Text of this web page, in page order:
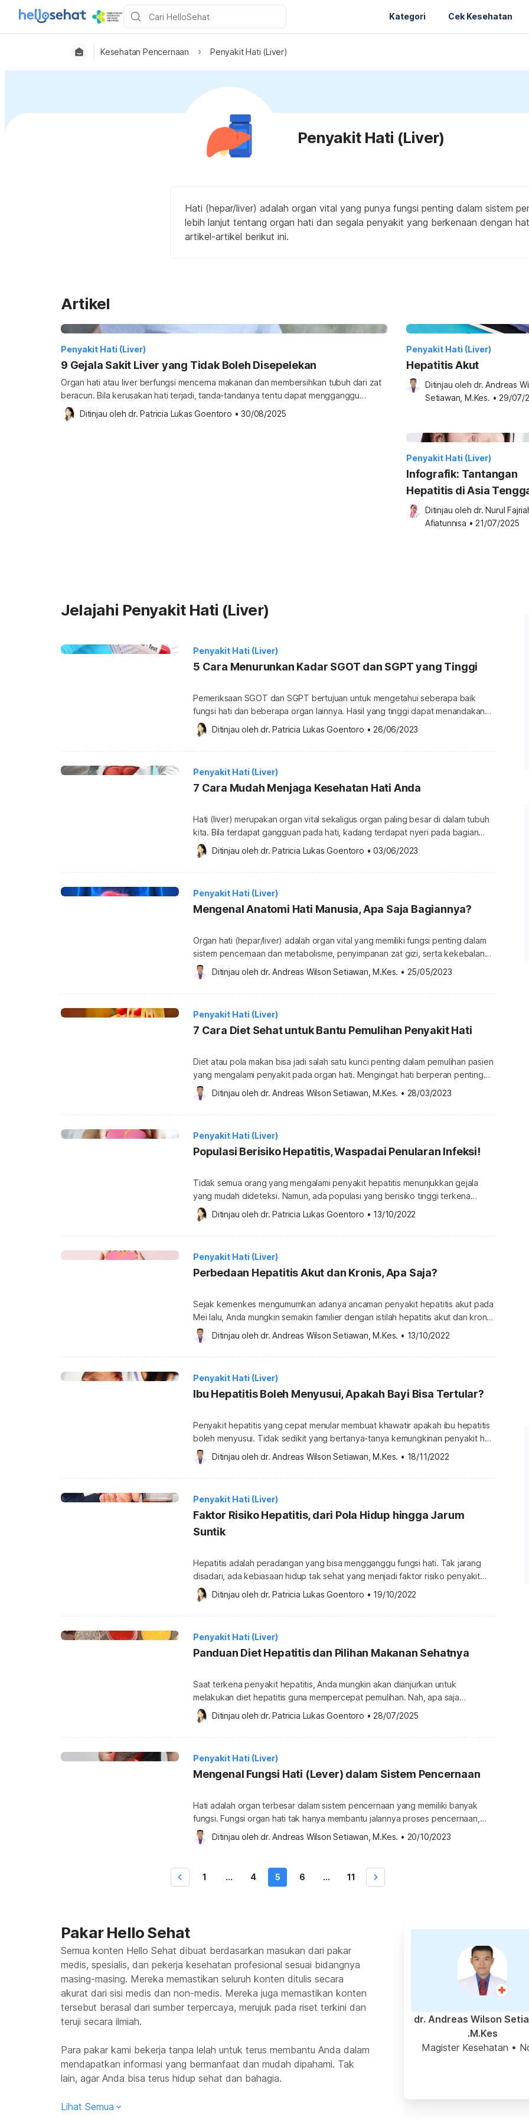
Kategori Cek Kesehatan
Kesehatan Pencernaan Penyakit Hati (Liver)
Penyakit Hati (Liver)
Hati (hepar/liver) adalah organ vital yang punya fungsi penting dalam sistem
lebih lanjut tentang organ hati dan segala penyakit yang berkenaan dengan
artikel-artikel berikut ini.
Artikel
Penyakit Hati (Liver)
9 Gejala Sakit Liver yang Tidak Boleh Disepelekan
Organ hati atau liver berfungsi mencerna makanan dan membersihkan tubuh dari zat
beracun. Bila kerusakan hati terjadi, tanda-tandanya tentu dapat mengganggu
kesehatan. Lantas, apa saja gejala sakit liver? Gejala umum dari sakit liver Umumnya,
penyakit liver, terutama pada tahap awal, tidak menunjukkan tanda dan gejala yang
Ditinjau oleh dr. Patricia Lukas Goentoro • 30/08/2025
Penyakit Hati (Liver)
Hepatitis Akut
Ditinjau oleh dr. Andreas
Setiawan, M.Kes. • 29/07/
Penyakit Hati (Liver)
Infografik: Tantangan
Hepatitis di Asia
dan Global
Ditinjau oleh dr. Nurul
Afiatunnisa • 21/07/2025
Jelajahi Penyakit Hati (Liver)
Penyakit Hati (Liver)
5 Cara Menurunkan Kadar SGOT dan SGPT yang Tinggi
Pemeriksaan SGOT dan SGPT bertujuan untuk mengetahui seberapa baik
fungsi hati dan beberapa organ lainnya. Hasil yang tinggi dapat menandakan
adanya gangguan fungsi hati yang perlu diperiksa lebih lanjut. Adakah cara
menurunkan SGOT dan SGPT? Cara menurunkan jumlah SGOT dan SGPT
yang tinggi Serum glutamic oxaloacetic transaminase (SGOT) dan serum
Ditinjau oleh dr. Patricia Lukas Goentoro • 26/06/2023
Penyakit Hati (Liver)
7 Cara Mudah Menjaga Kesehatan Hati Anda
Hati (liver) merupakan organ vital sekaligus organ paling besar di dalam tubuh
kita. Bila terdapat gangguan pada hati, kadang terdapat nyeri pada bagian
tersebut. Agar tidak terjadi, ketahui bagaimana cara menjaga kesehatan hati!
Cara menjaga kesehatan organ hati Organ hati punya lebih dari 100 fungsi
dalam mengatur keseimbangan tubuh. Kemampuan hati untuk multitasking
Ditinjau oleh dr. Patricia Lukas Goentoro • 03/06/2023
Penyakit Hati (Liver)
Mengenal Anatomi Hati Manusia, Apa Saja Bagiannya?
Organ hati (hepar/liver) adalah organ vital yang memiliki fungsi penting dalam
sistem pencernaan dan metabolisme, penyimpanan zat gizi, serta kekebalan
tubuh. Namun, apa saja anatomi dan fungsi dari masing-masing bagian hati?
Anatomi organ hati manusia Banyak orang mungkin menganggap organ hati
memiliki bentuk seperti ‘love‘ atau ‘daun ivy’. Faktanya, organ dengan berat
Ditinjau oleh dr. Andreas Wilson Setiawan, M.Kes. • 25/05/2023
Penyakit Hati (Liver)
7 Cara Diet Sehat untuk Bantu Pemulihan Penyakit Hati
Diet atau pola makan bisa jadi salah satu kunci penting dalam pemulihan pasien
yang mengalami penyakit pada organ hati. Mengingat hati berperan penting
dalam sistem pencernaan, Anda perlu memperhatikan apa yang sebaiknya
dikonsumsi agar tidak memperberat kerja hati. Panduan diet penyakit hati Diet
penyakit hati merupakan pola makan yang dikhususkan bagi orang dengan
Ditinjau oleh dr. Andreas Wilson Setiawan, M.Kes. • 28/03/2023
Penyakit Hati (Liver)
Populasi Berisiko Hepatitis, Waspadai Penularan Infeksi!
Tidak semua orang yang mengalami penyakit hepatitis menunjukkan gejala
yang mudah dideteksi. Namun, ada populasi yang berisiko tinggi terkena
hepatitis. Mengetahui dan mewaspadai siapa saja yang rentan terinfeksi dapat
mencegah penularan virus hepatitis. Lantas, siapa saja orang yang berisiko
terkena penyakit liver ini? Siapa saja populasi berisiko hepatitis? Hepatitis
Ditinjau oleh dr. Patricia Lukas Goentoro • 13/10/2022
Penyakit Hati (Liver)
Perbedaan Hepatitis Akut dan Kronis, Apa Saja?
Sejak kemenkes mengumumkan adanya ancaman penyakit hepatitis akut pada
Mei lalu, Anda mungkin semakin familier dengan istilah hepatitis akut dan kronis.
Namun, tidak semua orang mengetahui perbedaan keduanya. Simak ulasan
berikut untuk mengetahui perbedaannya kedua penyakit liver ini! Hepatitis
akut dan kronis, apa bedanya? Penyakit hepatitis merupakan peradangan
Ditinjau oleh dr. Andreas Wilson Setiawan, M.Kes. • 13/10/2022
Penyakit Hati (Liver)
Ibu Hepatitis Boleh Menyusui, Apakah Bayi Bisa Tertular?
Penyakit hepatitis yang cepat menular membuat khawatir apakah ibu hepatitis
boleh menyusui. Tidak sedikit yang bertanya-tanya kemungkinan penyakit hati
yang dialami ibu dapat menular pada bayi melalui ASI. Apakah ibu hepatitis
boleh menyusui? Ada kekhawatiran tersendiri ketika ibu menyusui mengalami
penyakit hepatitis. Pasalnya, ASI yang merupakan salah satu sumber makanan
Ditinjau oleh dr. Andreas Wilson Setiawan, M.Kes. • 18/11/2022
Penyakit Hati (Liver)
Faktor Risiko Hepatitis, dari Pola Hidup hingga Jarum
Suntik
Hepatitis adalah peradangan yang bisa mengganggu fungsi hati. Tak jarang
disadari, ada kebiasaan hidup tak sehat yang menjadi faktor risiko penyakit
liver ini. Kebiasaan seperti apa dan siapa saja orang yang lebih berisiko
terkena penyakit hepatitis? Apa saja yang menjadi faktor risiko hepatitis? Virus
hepatitis ditularkan melalui kontak langsung maupun tidak langsung dengan
Ditinjau oleh dr. Patricia Lukas Goentoro • 19/10/2022
Penyakit Hati (Liver)
Panduan Diet Hepatitis dan Pilihan Makanan Sehatnya
Saat terkena penyakit hepatitis, Anda mungkin akan dianjurkan untuk
melakukan diet hepatitis guna mempercepat pemulihan. Nah, apa saja
makanan yang sebaiknya dikonsumsi dan pantangan yang harus dihindari saat
mengalami hepatitis? Tips memilih makanan untuk diet hepatitis Pola makan
yang tepat memainkan peran penting bagi penderita hepatitis. Meski
bisa mempercepat […]
Ditinjau oleh dr. Patricia Lukas Goentoro • 28/07/2025
Penyakit Hati (Liver)
Mengenal Fungsi Hati (Lever) dalam Sistem Pencernaan
Hati adalah organ terbesar dalam sistem pencernaan yang memiliki banyak
fungsi. Fungsi organ hati tak hanya membantu jalannya proses pencernaan,
tetapi juga berperan dalam sistem peredaran darah dan berbagai mekanisme
lainnya dalam tubuh Anda. Simak penjelasan fungsi hati selengkapnya dalam
dengan lambung dan usus yang merupakan bagian dari […]
Ditinjau oleh dr. Andreas Wilson Setiawan, M.Kes. • 20/10/2023
1 ... 4 5 6 ... 11
Pakar Hello Sehat
Semua konten Hello Sehat dibuat berdasarkan masukan dari pakar
medis, spesialis, dan pekerja kesehatan profesional sesuai bidangnya
masing-masing. Mereka memastikan seluruh konten ditulis secara
akurat dari sisi medis dan non-medis. Mereka juga memastikan konten
tersebut berasal dari sumber terpercaya, merujuk pada riset terkini dan
teruji secara ilmiah.
Para pakar kami bekerja tanpa lelah untuk terus membantu Anda dalam
mendapatkan informasi yang bermanfaat dan mudah dipahami. Tak
lain, agar Anda bisa terus hidup sehat dan bahagia.
Lihat Semua
dr. Andreas Wilson
M.Kes.
Magister Kesehatan •